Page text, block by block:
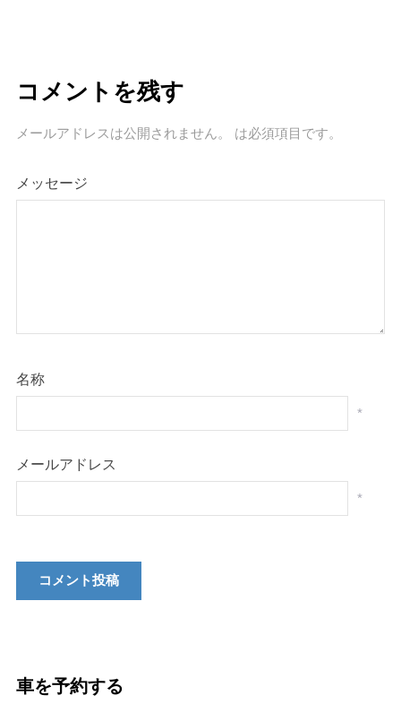
コメントを残す
メールアドレスは公開されません。 は必須項目です。
メッセージ
名称
*
メールアドレス
*
車を予約する